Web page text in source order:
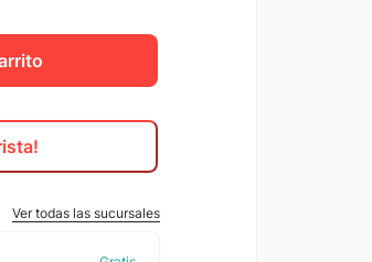
Ver todas las sucursales